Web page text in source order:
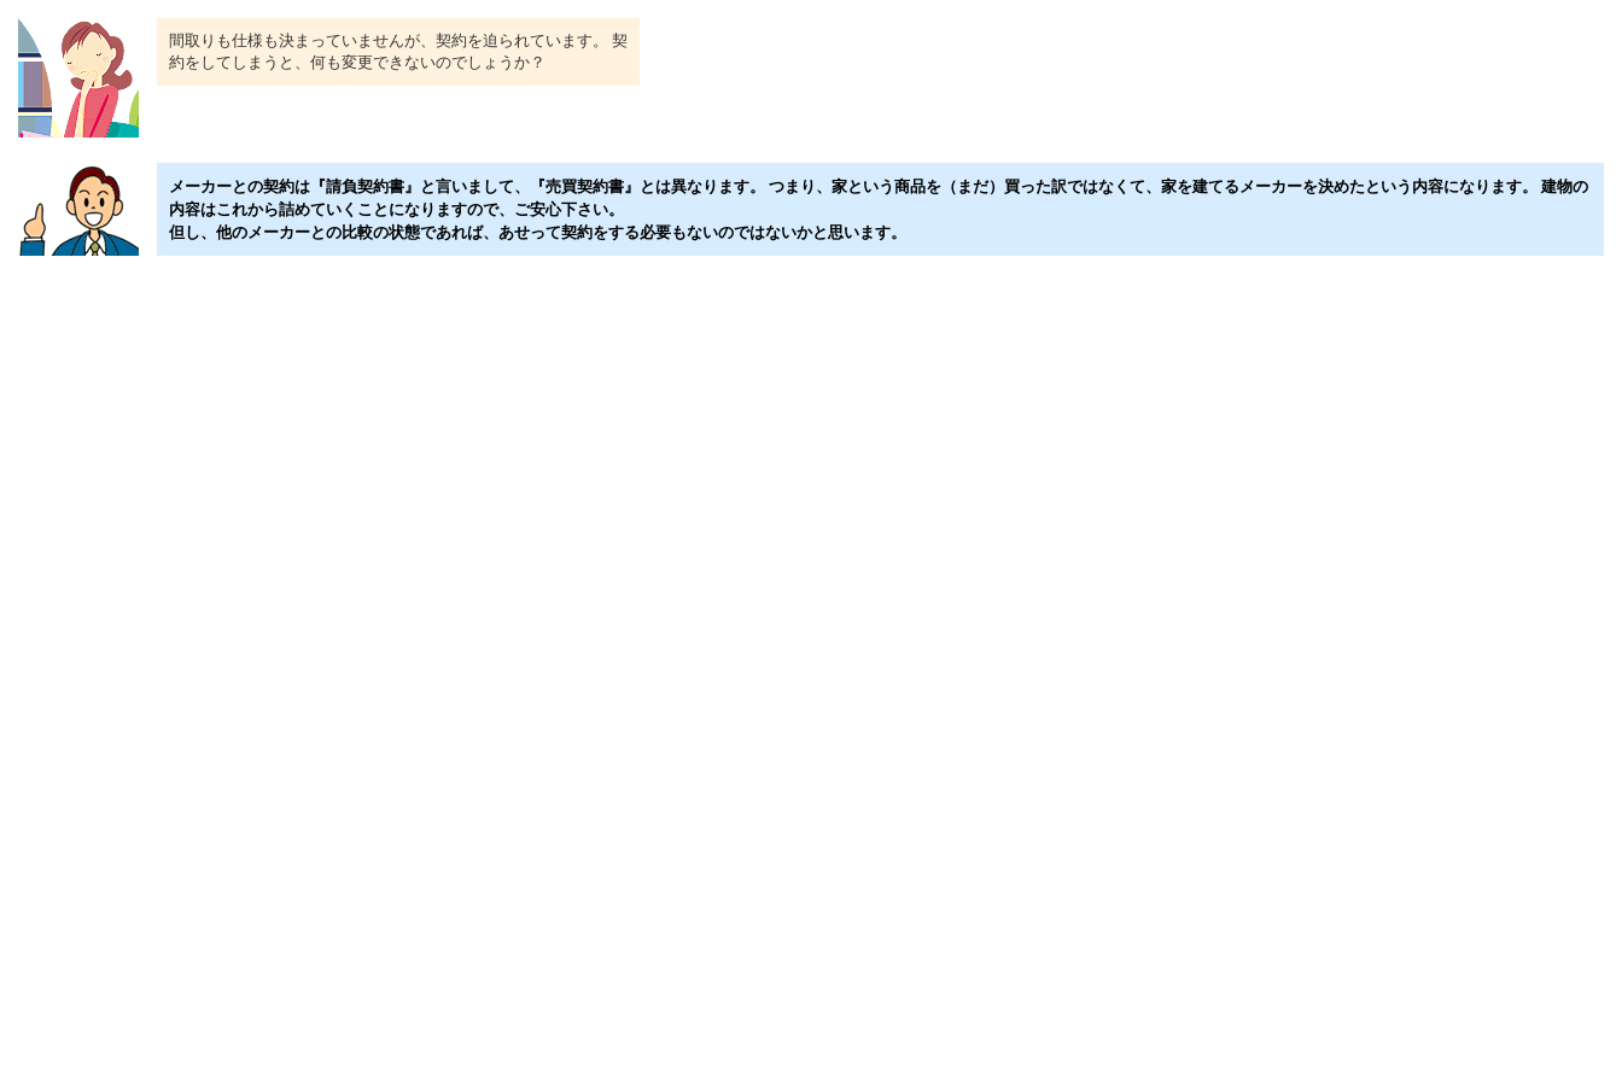
間取りも仕様も決まっていませんが、契約を迫られています。 契
約をしてしまうと、何も変更できないのでしょうか？
メーカーとの契約は『請負契約書』と言いまして、『売買契約書』とは異なります。 つまり、家という商品を（まだ）買った訳ではなくて、家を建てるメーカーを決めたという内容になります。 建物の
内容はこれから詰めていくことになりますので、ご安心下さい。
但し、他のメーカーとの比較の状態であれば、あせって契約をする必要もないのではないかと思います。